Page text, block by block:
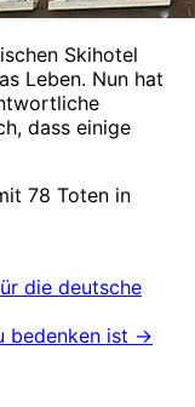
Skihotel
Leben. Nun hat
dass einige
78 Toten in
die deutsche
bedenken ist →